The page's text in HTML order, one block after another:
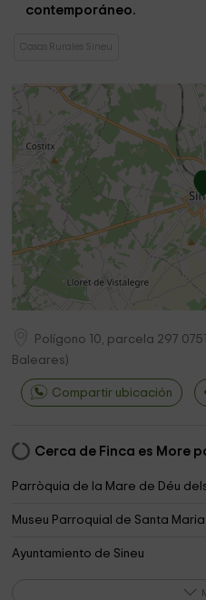
contemporáneo.
Casas Rurales Sineu
Polígono 10, parcela 297
Baleares)
Compartir ubicación
Cerca de Finca es More
Parròquia de la Mare de Déu
Museu Parroquial de Santa
Ayuntamiento de Sineu
PALAU DELS REIS DE MALLORCA